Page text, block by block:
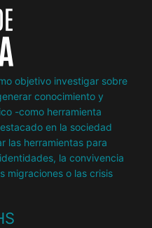
objetivo investigar sobre
conocimiento y
-como herramienta
en la sociedad
las herramientas para
la convivencia
migraciones o las crisis